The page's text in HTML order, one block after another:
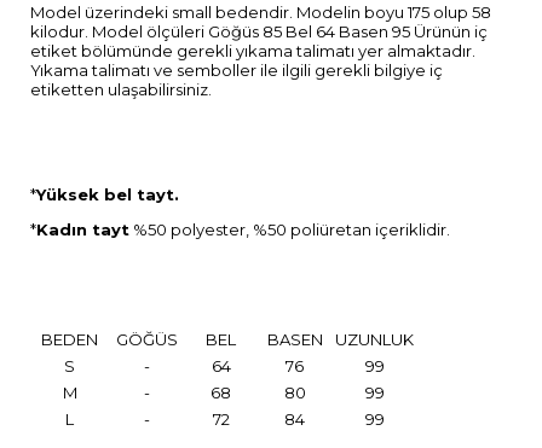
Model üzerindeki small bedendir. Modelin boyu 175 olup 58
kilodur. Model ölçüleri Göğüs 85 Bel 64 Basen 95 Ürünün iç
etiket bölümünde gerekli yıkama talimatı yer almaktadır.
Yıkama talimatı ve semboller ile ilgili gerekli bilgiye iç
etiketten ulaşabilirsiniz.
*Yüksek bel tayt.
*Kadın tayt %50 polyester, %50 poliüretan içeriklidir.
BEDEN GÖĞÜS BEL BASEN
UZUNLUK
S
- 64 76
99
M
- 68 80
99
L
- 72 84 99